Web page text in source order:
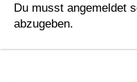
Du musst angemeldet
abzugeben.